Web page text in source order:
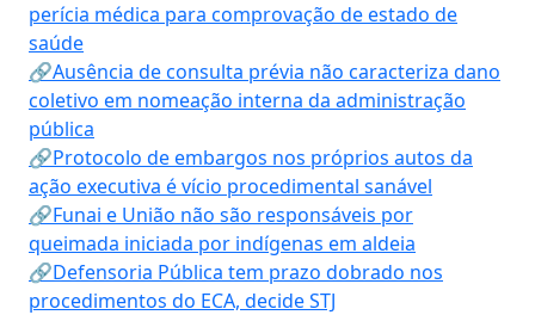
perícia médica para comprovação de estado de
saúde
🔗Ausência de consulta prévia não caracteriza dano
coletivo em nomeação interna da administração
pública
🔗Protocolo de embargos nos próprios autos da
ação executiva é vício procedimental sanável
🔗Funai e União não são responsáveis por
queimada iniciada por indígenas em aldeia
🔗Defensoria Pública tem prazo dobrado nos
procedimentos do ECA, decide STJ